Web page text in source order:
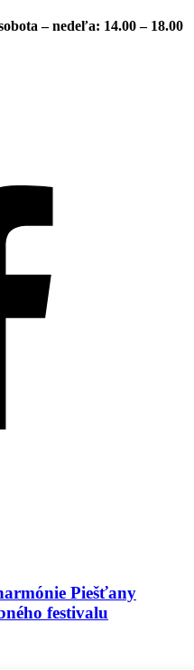
– nedeľa: 14.00 – 18.00
Piešťany
festivalu